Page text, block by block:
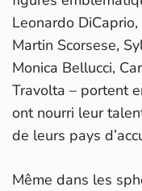
Leonardo
Martin Scorsese,
Monica Bellucci,
Travolta – portent
ont nourri leur
de leurs pays
Même dans les